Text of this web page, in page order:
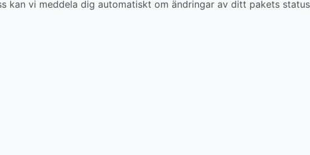
kan vi meddela dig automatiskt om ändringar av ditt pakets